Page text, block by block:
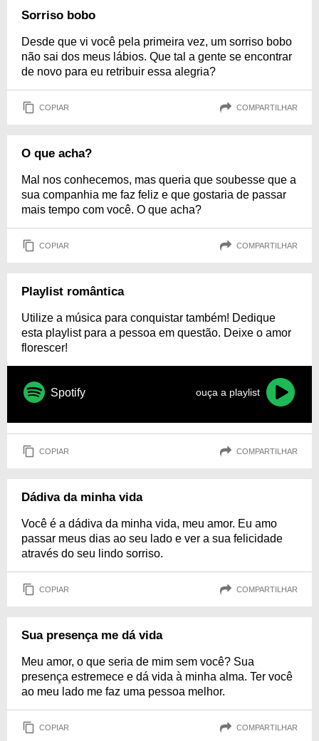
Sorriso bobo
Desde que vi você pela primeira vez, um sorriso bobo
não sai dos meus lábios. Que tal a gente se encontrar
de novo para eu retribuir essa alegria?
COPIAR COMPARTILHAR
O que acha?
Mal nos conhecemos, mas queria que soubesse que a
sua companhia me faz feliz e que gostaria de passar
mais tempo com você. O que acha?
COPIAR COMPARTILHAR
Playlist romântica
Utilize a música para conquistar também! Dedique
esta playlist para a pessoa em questão. Deixe o amor
florescer!
Spotify ouça a playlist
COPIAR COMPARTILHAR
Dádiva da minha vida
Você é a dádiva da minha vida, meu amor. Eu amo
passar meus dias ao seu lado e ver a sua felicidade
através do seu lindo sorriso.
COPIAR COMPARTILHAR
Sua presença me dá vida
Meu amor, o que seria de mim sem você? Sua
presença estremece e dá vida à minha alma. Ter você
ao meu lado me faz uma pessoa melhor.
COPIAR COMPARTILHAR